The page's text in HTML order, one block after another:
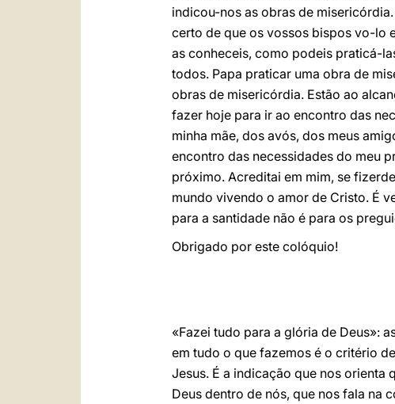
indicou-nos as obras de
certo de que os vossos bispos vo-lo
as conheceis, como podeis praticá-
todos. Papa praticar uma obra de
obras de misericórdia. Estão ao
fazer hoje para ir ao encontro das
minha mãe, dos avós, dos meus
encontro das necessidades do meu
próximo. Acreditai em mim, se
mundo vivendo o amor de Cristo. É
para a santidade não é para os
Obrigado por este colóquio!
«Fazei tudo para a glória de Deus»:
em tudo o que fazemos é o critério
Jesus. É a indicação que nos orienta
Deus dentro de nós, que nos fala na